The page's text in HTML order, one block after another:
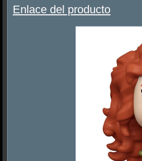
Enlace del producto